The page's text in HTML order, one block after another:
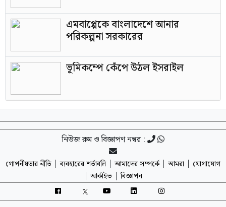
এমবাপ্পেকে বাংলাদেশে আনার
পরিকল্পনা সরকারের
ভূমিকম্পে কেঁপে উঠল ইসরাইল
নিউজ রুম ও বিজ্ঞাপণ নম্বর :
গোপনীয়তার নীতি |ব্যবহারের শর্তাবলি| আমাদের সম্পর্কে| আমরা | যোগাযোগ
| আর্কাইভ |বিজ্ঞাপন